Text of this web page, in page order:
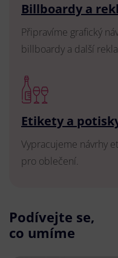
Billboardy a
Připravíme grafický
billboardy a další
Etikety a
Vypracujeme návrhy
pro oblečení.
Podívejte se,
co umíme